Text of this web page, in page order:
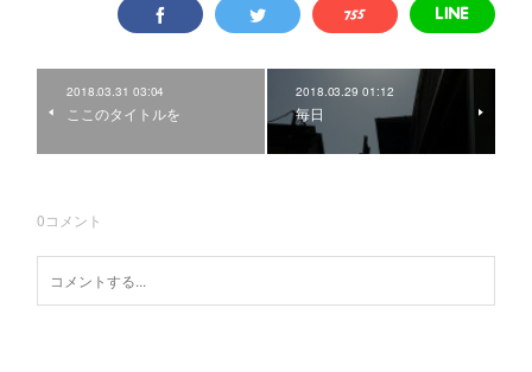
2018.03.31 03:04
ここのタイトルを
2018.03.29 01:12
毎日
0コメント